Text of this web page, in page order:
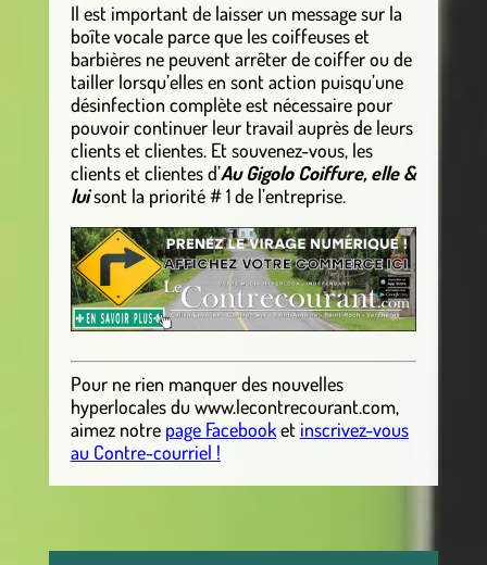
Il est important de laisser un message sur la
boîte vocale parce que les coiffeuses et
barbières ne peuvent arrêter de coiffer ou de
tailler lorsqu’elles en sont action puisqu’une
désinfection complète est nécessaire pour
pouvoir continuer leur travail auprès de leurs
clients et clientes. Et souvenez-vous, les
clients et clientes d’Au Gigolo Coiffure, elle &
luisont la priorité # 1 de l’entreprise.
Pour ne rien manquer des nouvelles
hyperlocalesdu www.lecontrecourant.com,
aimez notre page Facebooket inscrivez-vous
au Contre-courriel !